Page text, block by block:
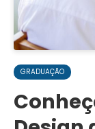
GRADUAÇÃO